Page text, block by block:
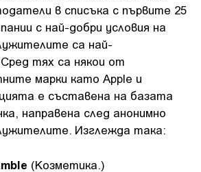
в списъка с първите 25
с най-добри условия на
са най-
тях са някои от
марки като Apple и
е съставена на базата
направена след анонимно
Изглежда така:
(Козметика.)